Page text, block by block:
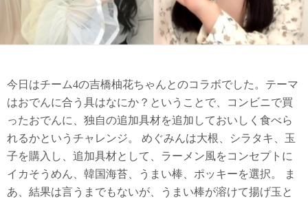
今日はチーム4の吉橋柚花ちゃんとのコラボでした。テーマ
はおでんに合う具はなにか？ということで、コンビニで買
ったおでんに、独自の追加具材を追加しておいしく食べら
れるかというチャレンジ。 めぐみんは大根、シラタキ、玉
子を購入し、追加具材として、ラーメン風をコンセプトに
イカそうめん、韓国海苔、うまい棒、ポッキーを選択。 ま
あ、結果は言うまでもないが、うまい棒が溶けて揚げ玉と